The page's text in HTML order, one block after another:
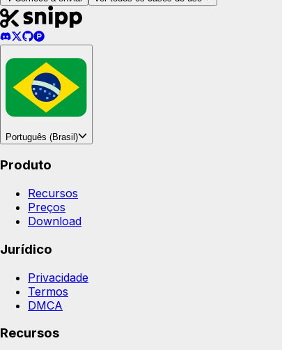
Português (Brasil)
Produto
Recursos
Preços
Download
Jurídico
Privacidade
Termos
DMCA
Recursos